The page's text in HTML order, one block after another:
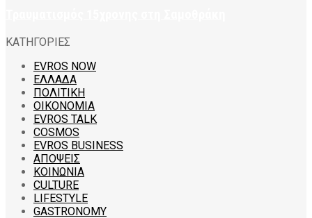
ΚΑΤΗΓΟΡΙΕΣ
EVROS NOW
ΕΛΛΑΔΑ
ΠΟΛΙΤΙΚΗ
ΟΙΚΟΝΟΜΙΑ
EVROS TALK
COSMOS
EVROS BUSINESS
ΑΠΟΨΕΙΣ
ΚΟΙΝΩΝΙΑ
CULTURE
LIFESTYLE
GASTRONOMY